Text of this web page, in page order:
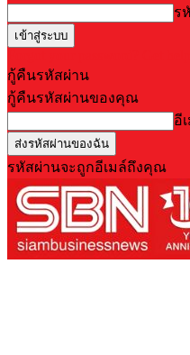
ร
กู้คืนรหัสผ่าน
กู้คืนรหัสผ่านของคุณ
อี
รหัสผ่านจะถูกอีเมล์ถึงคุณ